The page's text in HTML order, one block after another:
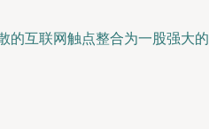
的互联网触点整合为一股强大